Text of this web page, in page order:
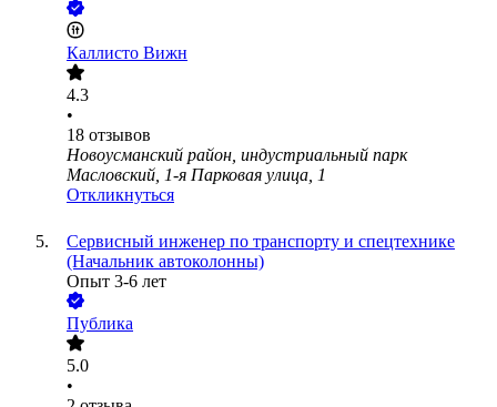
Каллисто Вижн
4.3
•
18 отзывов
Новоусманский район, индустриальный парк
Масловский, 1-я Парковая улица, 1
Откликнуться
Сервисный инженер по транспорту и спецтехнике
(Начальник автоколонны)
Опыт 3-6 лет
Публика
5.0
•